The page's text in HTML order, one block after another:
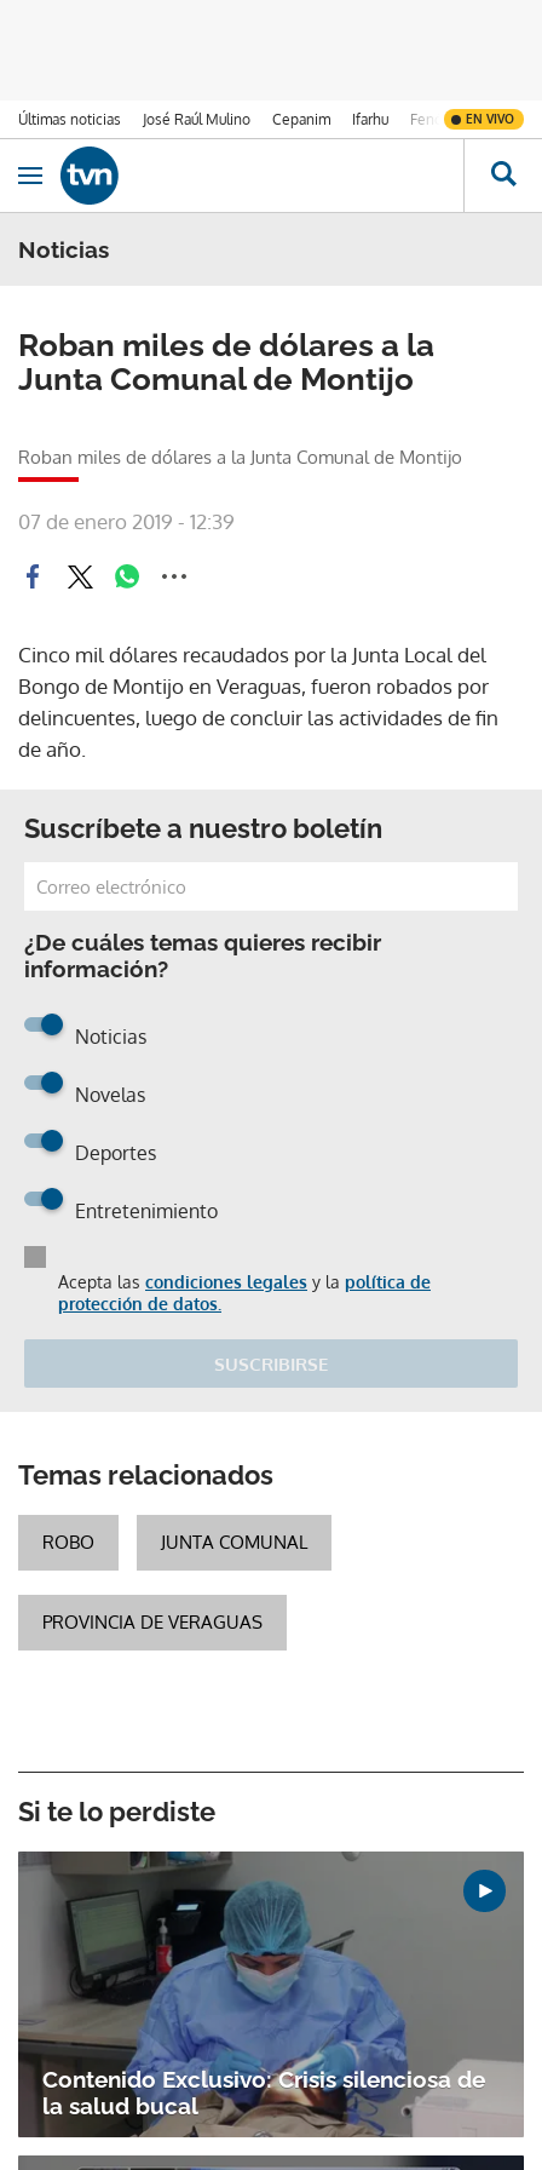
Últimas noticias José Raúl Mulino Cepanim Ifarhu Fenómeno de El
EN VIVO
Ir al contenido
Obrir navegació
Noticias
Roban miles de dólares a la
Junta Comunal de Montijo
Roban miles de dólares a la Junta Comunal de Montijo
07 de enero 2019 - 12:39
Cinco mil dólares recaudados por la Junta Local del
Bongo de Montijo en Veraguas, fueron robados por
delincuentes, luego de concluir las actividades de fin
de año.
Suscríbete a nuestro boletín
¿De cuáles temas quieres recibir
información?
Noticias
Novelas
Deportes
Entretenimiento
Acepta las condiciones legales y la política de
protección de datos.
SUSCRIBIRSE
Temas relacionados
ROBO JUNTA COMUNAL
PROVINCIA DE VERAGUAS
Si te lo perdiste
Contenido Exclusivo: Crisis silenciosa de
la salud bucal